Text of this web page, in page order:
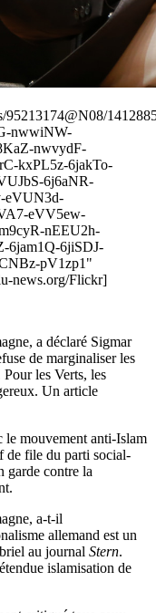
nwwiNW-
nwvydF-
kxPL5z-6jakTo-
6j6aNR-
eVUN3d-
eVV5ew-
nEEU2h-
6jam1Q-6jiSDJ-
pV1zp1"
news.org/Flickr]
a déclaré Sigmar
de marginaliser les
les Verts, les
Un article
le mouvement anti-Islam
de file du parti social-
garde contre la
a-t-il
allemand est un
au journal Stern.
islamisation de